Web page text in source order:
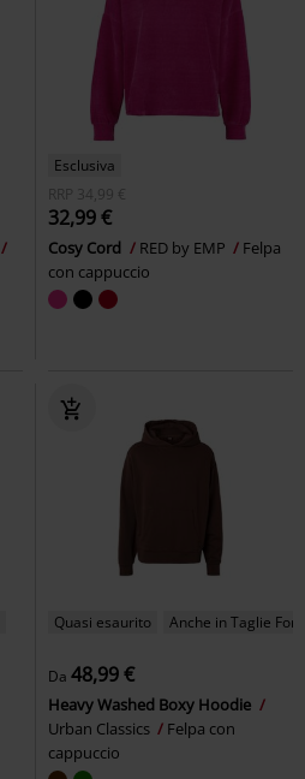
Esclusiva
RRP
34,99 €
32,99 €
Cosy Cord RED by EMP
Felpa
con cappuccio
Quasi esaurito Anche in Taglie Forti
Da 48,99 €
Heavy Washed Boxy Hoodie
Urban Classics
Felpa con
cappuccio